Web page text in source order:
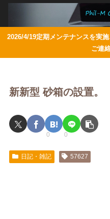
2026/4/19定期メンテナンスを実
ご連
新新型 砂箱の設置。
0 0
日記・雑記 57627